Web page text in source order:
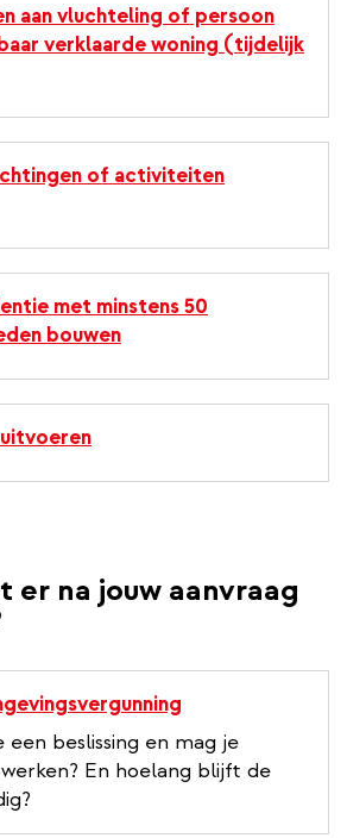
aan vluchteling of persoon
verklaarde woning (tijdelijk
of activiteiten
met minstens 50
bouwen
er na jouw aanvraag
een beslissing en mag je
En hoelang blijft de